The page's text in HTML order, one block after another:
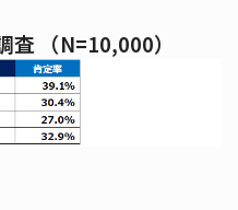
（N=10,000）